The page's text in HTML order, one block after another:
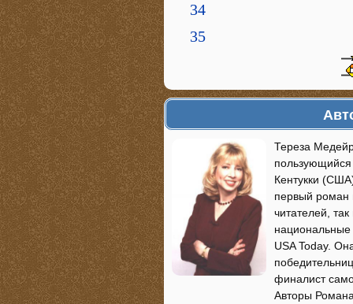
34
35
Тереза
Кентукки
первый роман
читателей,
национальные
USA Today.
финалист
Авторы